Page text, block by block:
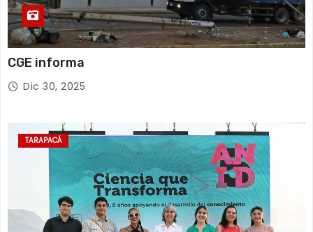
CGE informa
Dic 30, 2025
TARAPACÁ